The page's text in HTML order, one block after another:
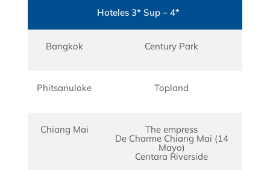
Hoteles 3* Sup – 4*
Bangkok Century Park
Phitsanuloke Topland
Chiang Mai The empress
De Charme Chiang Mai (14
Mayo)
Centara Riverside